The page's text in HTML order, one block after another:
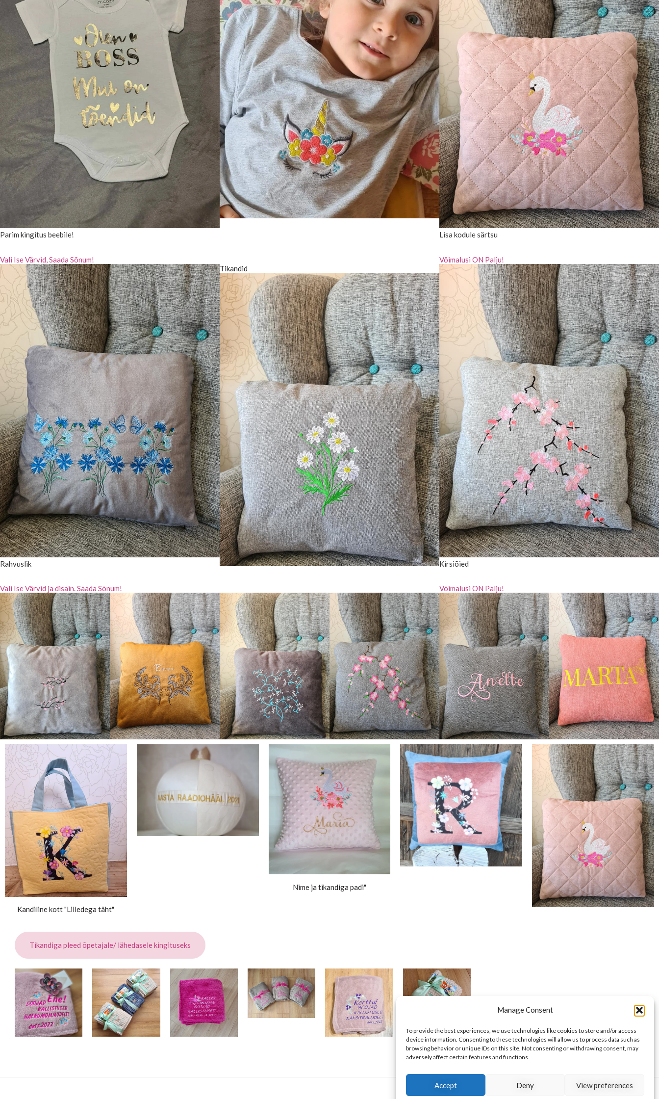
Manage Consent
To provide the best experiences, we use technologies like cookies to store and/or access
device information. Consenting to these technologies will allow us to process data such as
browsing behavior or unique IDs on this site. Not consenting or withdrawing consent, may
adversely affect certain features and functions.
Accept Deny View preferences
Parim kingitus beebile!
Vali Ise Värvid, Saada Sõnum!
Lisa kodule särtsu
Võimalusi ON Palju!
Rahvuslik
Vali Ise Värvid ja disain. Saada Sõnum!
Tikandid
Kirsiõied
Võimalusi ON Palju!
Kandiline kott "Lilledega täht"
Nime ja tikandiga padi"
Tikandiga pleed õpetajale/ lähedasele kingituseks